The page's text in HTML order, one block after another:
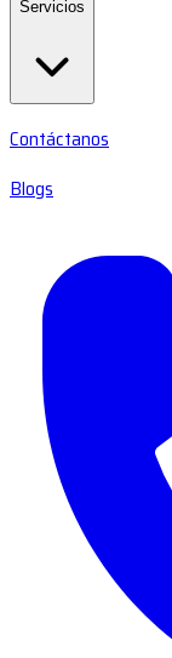
Servicios
Contáctanos
Blogs